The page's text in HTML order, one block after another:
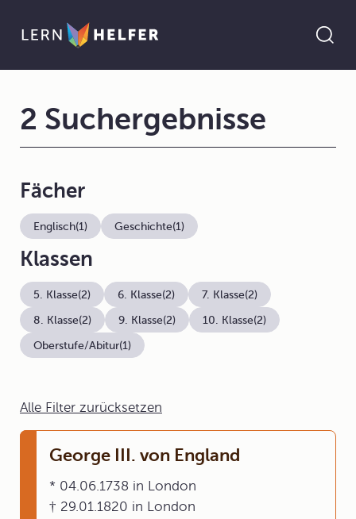
Alle Filter zurücksetzen
George III. von England
* 04.06.1738 in London
† 29.01.1820 in London
2 Suchergebnisse
Fächer
Englisch(1) Geschichte(1)
Klassen
5. Klasse(2) 6. Klasse(2) 7. Klasse(2)
8. Klasse(2) 9. Klasse(2) 10. Klasse(2)
Oberstufe/Abitur(1)